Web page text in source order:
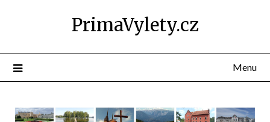
PrimaVylety.cz
Menu